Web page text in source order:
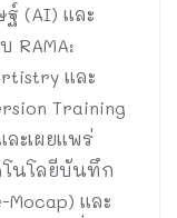
(AI) และ
RAMA:
และ
Training
ะเผยแพร่
นโลยีบันทึก
และ